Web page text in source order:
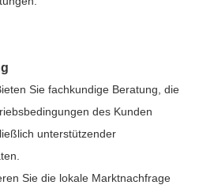
Sie fachkundige Beratung, die
des Kunden
unterstützender
Sie die lokale Marktnachfrage